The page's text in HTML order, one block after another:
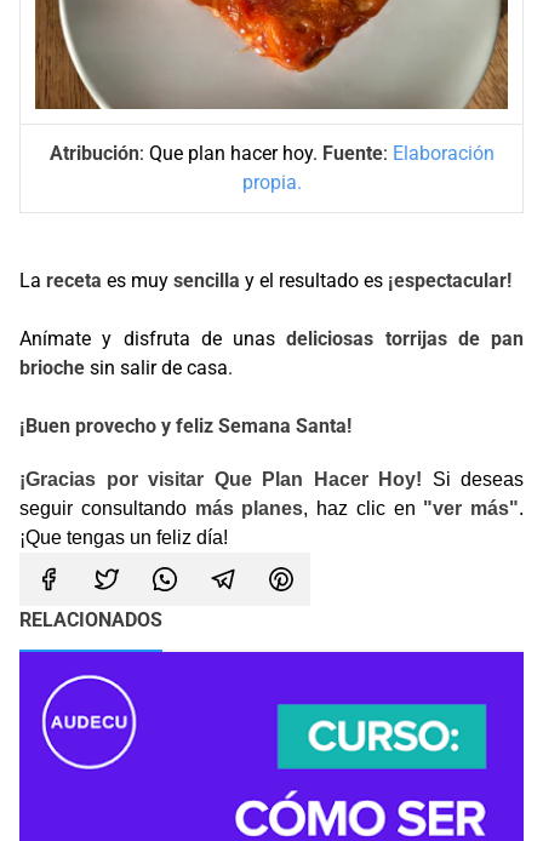
Atribución: Que plan hacer hoy. Fuente: Elaboración
propia.
La receta es muy sencilla y el resultado es ¡espectacular!
Anímate y disfruta de unasdeliciosas torrijas de pan
brioche sin salir de casa.
¡Buen provecho y feliz Semana Santa!
¡Gracias por visitar Que Plan Hacer Hoy! Si deseas
seguir consultando más planes, haz clic en "ver más".
¡Que tengas un feliz día!
RELACIONADOS